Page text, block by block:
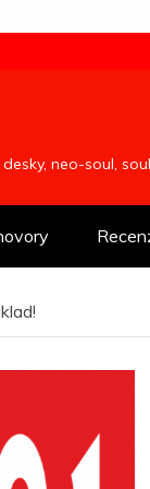
neo-soul,